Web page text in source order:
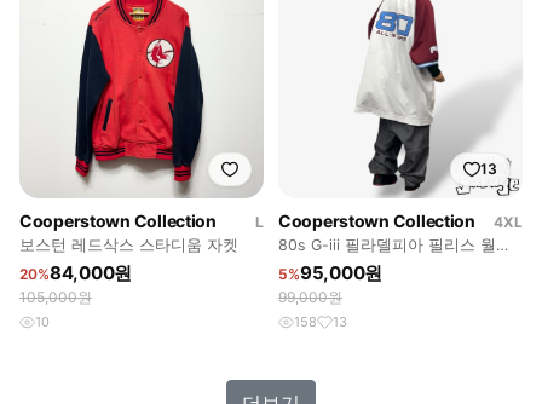
Cooperstown Collection
L
보스턴 레드삭스 스타디움 자켓
20%84,000원
105,000원
10
13
Cooperstown Collection
4XL
80s G-iii 필라델피아 필리스 월드
챔피온 올스타 져지
5%95,000원
99,000원
158 13